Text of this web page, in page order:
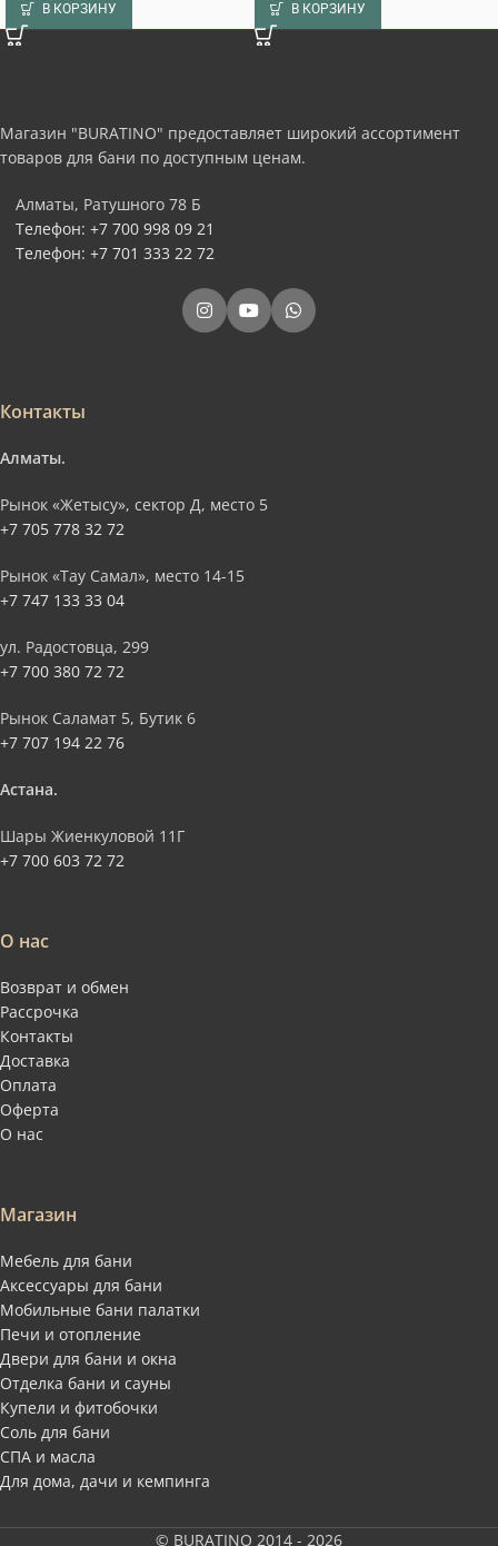
В КОРЗИНУ В КОРЗИНУ
Магазин "BURATINO" предоставляет широкий ассортимент
товаров для бани по доступным ценам.
Алматы, Ратушного 78 Б
Телефон: +7 700 998 09 21
Телефон: +7 701 333 22 72
Контакты
Алматы.
Рынок «Жетысу», сектор Д, место 5
+7 705 778 32 72
Рынок «Тау Самал», место 14-15
+7 747 133 33 04
ул. Радостовца, 299
+7 700 380 72 72
Рынок Саламат 5, Бутик 6
+7 707 194 22 76
Астана.
Шары Жиенкуловой 11Г
+7 700 603 72 72
О нас
Возврат и обмен
Рассрочка
Контакты
Доставка
Оплата
Оферта
О нас
Магазин
Мебель для бани
Аксессуары для бани
Мобильные бани палатки
Печи и отопление
Двери для бани и окна
Отделка бани и сауны
Купели и фитобочки
Соль для бани
СПА и масла
Для дома, дачи и кемпинга
© BURATINO 2014 - 2026